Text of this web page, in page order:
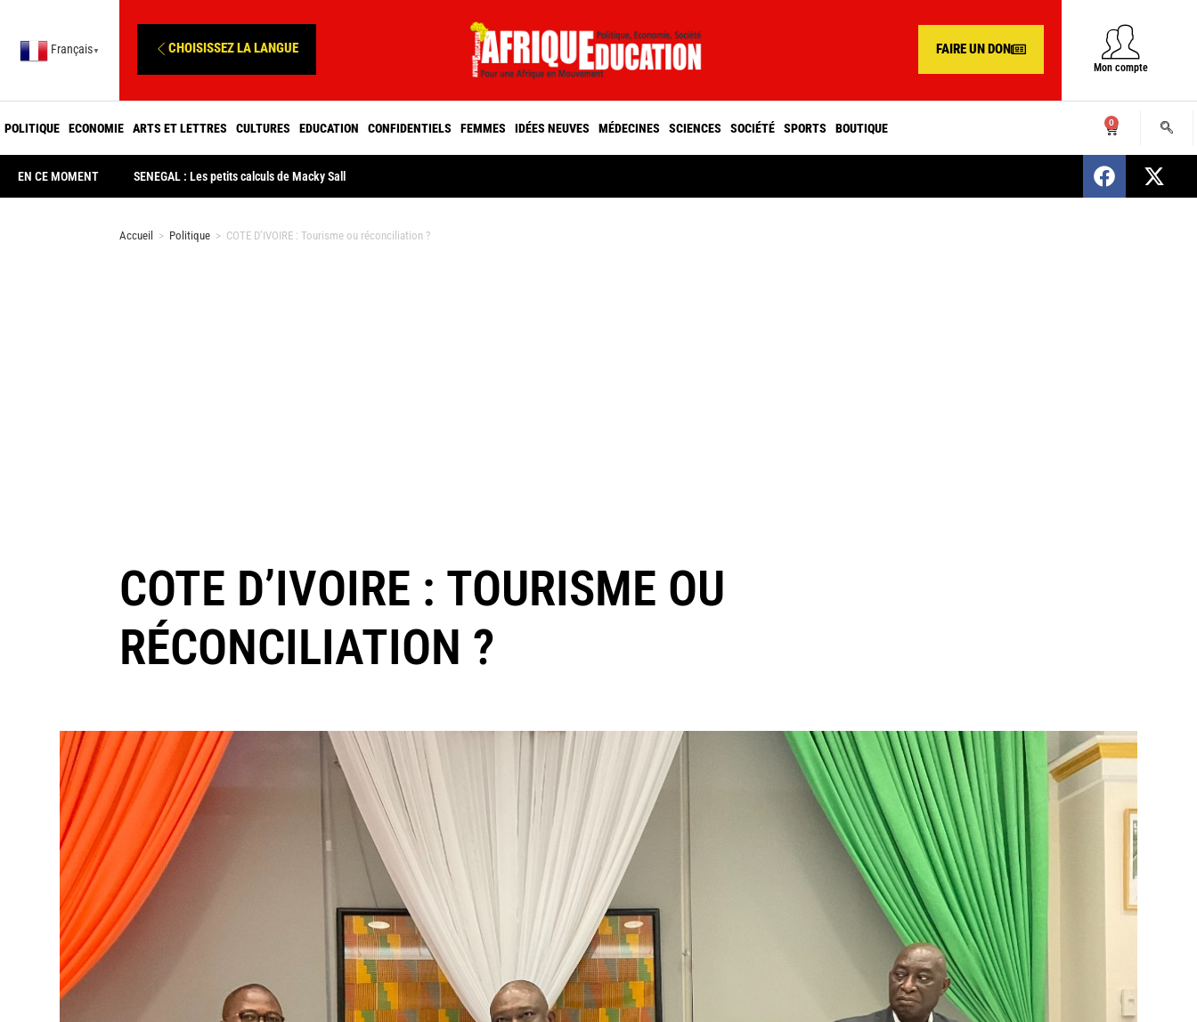
Français ▼ CHOISISSEZ LA LANGUE FAIRE UN DON
Mon compte
POLITIQUE ECONOMIE ARTS ET LETTRES CULTURES EDUCATION CONFIDENTIELS FEMMES IDÉES NEUVES MÉDECINES SCIENCES SOCIÉTÉ SPORTS BOUTIQUE 0
EN CE MOMENT SENEGAL : Les petits calculs de Macky Sall SENEGAL : Nomination d’un nouveau
Accueil > Politique > COTE D’IVOIRE : Tourisme ou réconciliation ?
COTE D’IVOIRE : TOURISME OU
RÉCONCILIATION ?